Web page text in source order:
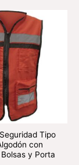
Tipo
con
y Porta